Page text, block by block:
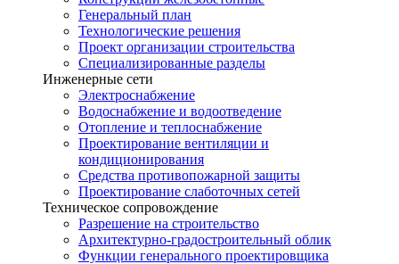
Генеральный план
Технологические решения
Проект организации строительства
Специализированные разделы
Инженерные сети
Электроснабжение
Водоснабжение и водоотведение
Отопление и теплоснабжение
Проектирование вентиляции и
кондиционирования
Средства противопожарной защиты
Проектирование слаботочных сетей
Техническое сопровождение
Разрешение на строительство
Архитектурно-градостроительный облик
Функции генерального проектировщика